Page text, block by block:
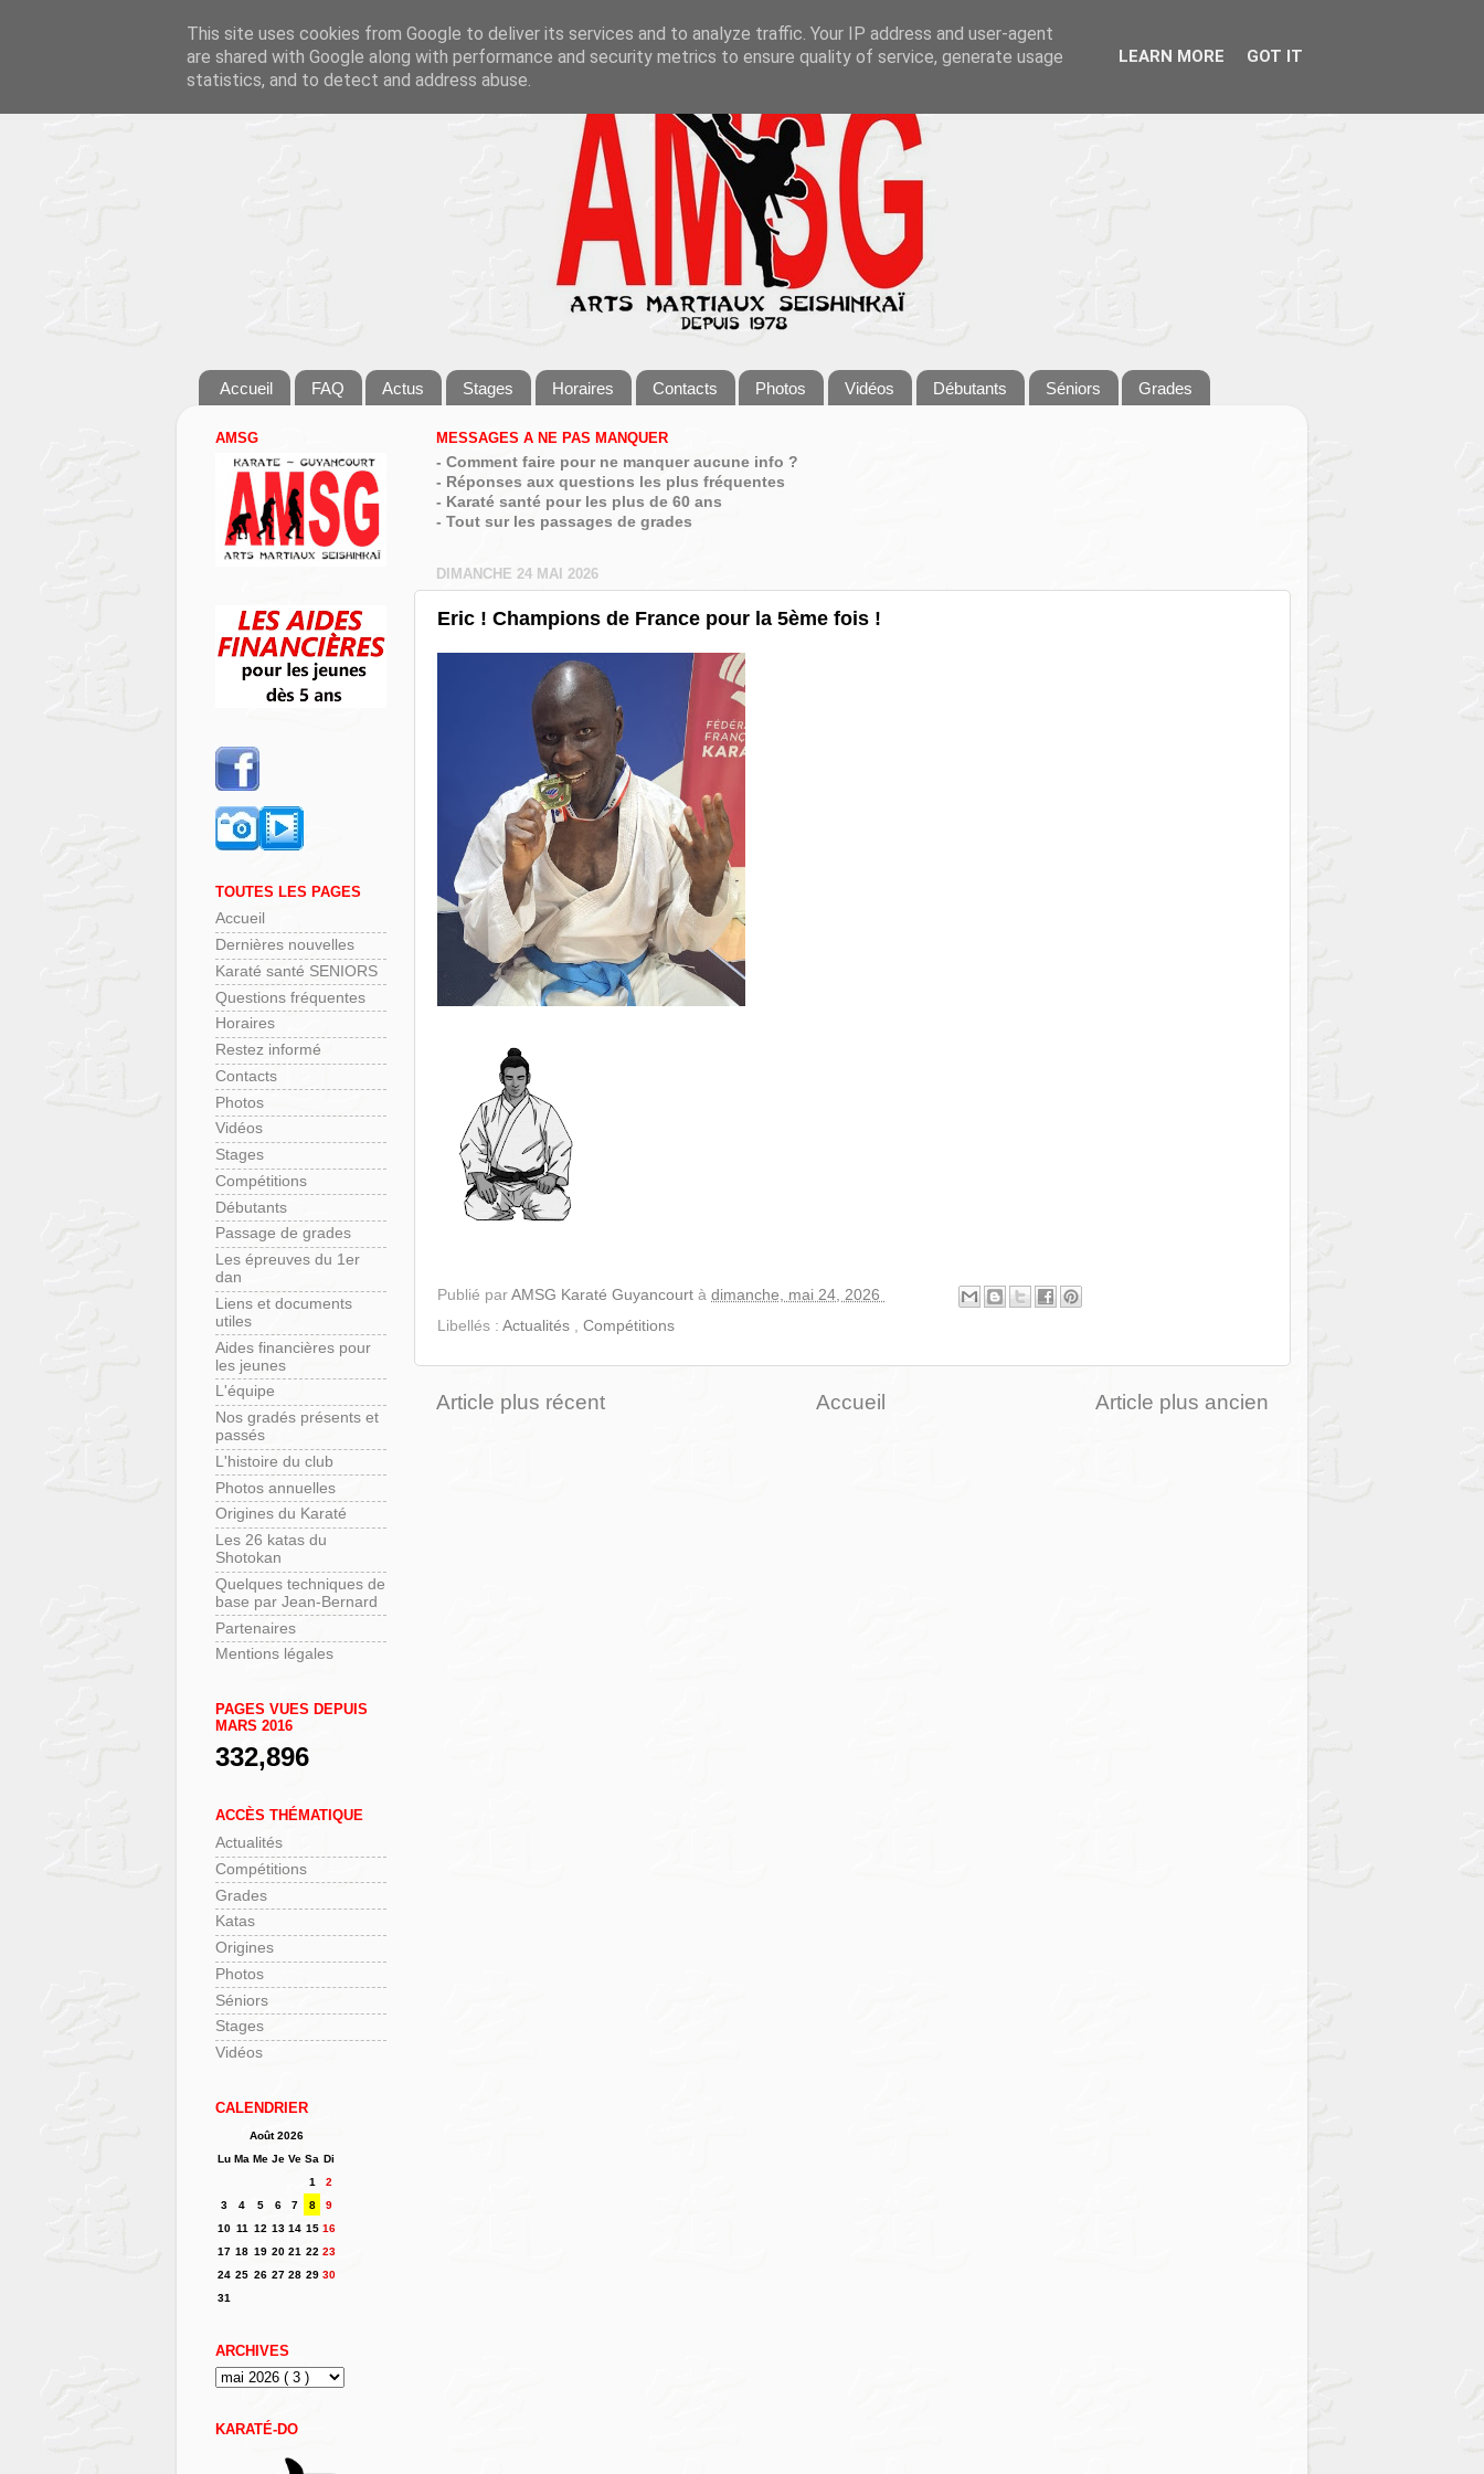
Accueil FAQ Actus Stages Horaires Contacts Photos Vidéos Débutants Séniors Grades
MESSAGES A NE PAS MANQUER
- Comment faire pour ne manquer aucune info ?
- Réponses aux questions les plus fréquentes
- Karaté santé pour les plus de 60 ans
- Tout sur les passages de grades
DIMANCHE 24 MAI 2026
Eric ! Champions de France pour la 5ème fois !
Publié par AMSG Karaté Guyancourt à dimanche, mai 24, 2026
Libellés : Actualités Compétitions
Article plus récent Article plus ancien
Accueil
AMSG
TOUTES LES PAGES
Accueil
Dernières nouvelles
Karaté santé SENIORS
Questions fréquentes
Horaires
Restez informé
Contacts
Photos
Vidéos
Stages
Compétitions
Débutants
Passage de grades
Les épreuves du 1er
dan
Liens et documents
utiles
Aides financières pour
les jeunes
L'équipe
Nos gradés présents et
passés
L'histoire du club
Photos annuelles
Origines du Karaté
Les 26 katas du
Shotokan
Quelques techniques de
base par Jean-Bernard
Partenaires
Mentions légales
PAGES VUES DEPUIS
MARS 2016
332,896
ACCÈS THÉMATIQUE
Actualités
Compétitions
Grades
Katas
Origines
Photos
Séniors
Stages
Vidéos
CALENDRIER
Août 2026
Lu Ma Me Je Ve Sa Di
1
2
3
4 5 6 7 8
9
10 11 12 13 14 15 16
17 18 19 20 21 22 23
24 25 26 27 28 29 30
31
ARCHIVES
KARATÉ-DO
This site uses cookies from Google to deliver its services and to analyze traffic. Your IP address and user-agent
are shared with Google along with performance and security metrics to ensure quality of service, generate usage
statistics, and to detect and address abuse.
LEARN MORE GOT IT